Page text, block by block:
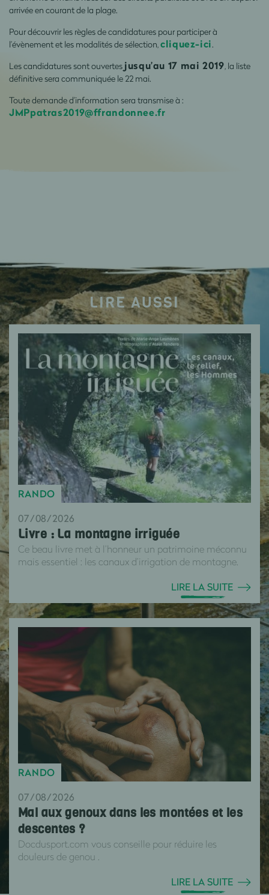
arrivée en courant de la plage.
Pour découvrir les règles de candidatures pour participer à
l’évènement et les modalités de sélection, cliquez-ici.
Les candidatures sont ouvertes jusqu’au 17 mai 2019 , la liste
définitive sera communiquée le 22 mai.
Toute demande d’information sera transmise à :
JMPpatras2019@ffrandonnee.fr
LIRE AUSSI
RANDO
07/08/2026
Livre : La montagne irriguée
Ce beau livre met à l’honneur un patrimoine méconnu
mais essentiel : les canaux d’irrigation de montagne.
LIRE LA SUITE
RANDO
07/08/2026
Mal aux genoux dans les montées et les
descentes ?
Docdusport.com vous conseille pour réduire les
douleurs de genou .
LIRE LA SUITE